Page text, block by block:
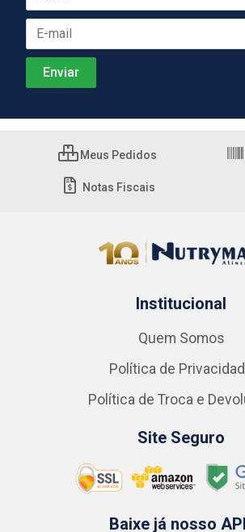
Meus Pedidos
Notas Fiscais
Institucional
Quem Somos
Política de
Política de Troca e
Site Seguro
Baixe já nosso